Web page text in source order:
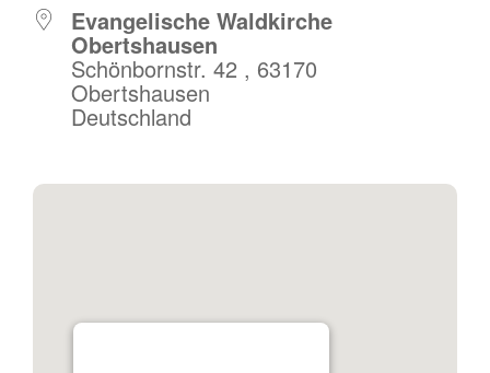
Evangelische Waldkirche
Obertshausen
Schönbornstr. 42 , 63170
Obertshausen
Deutschland